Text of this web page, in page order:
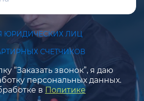
ЮРИДИЧЕСКИХ ЛИЦ
СЧЕТЧИКОВ
“Заказать звонок”, я даю
персональных данных.
в Политике